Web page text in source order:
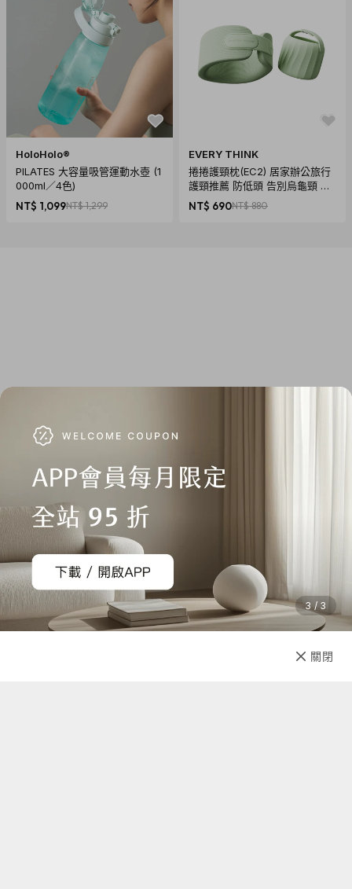
預期之變數產生。若有上述變數產生，我們會在第一時間更新
國際預購商品最新訊息內的狀態與到貨日期。因突發不可抗拒
之因素，致使預購商品無法如預計時間出貨，citiesocial將保
留取消您訂單的權利，取消後也將主動辦理退款事宜。
購買須知
商品須知
1. 產品因拍攝關係顏色可能略有差異，實際以廠商出貨為主。
2. 商品情境照為示意用，僅商品主體不包含其他配件，請以規
mail均無法聯繫逾三天者，本公司將取消該筆訂單並全額退
款。
退貨須知
猶豫期的權益。 注意！猶豫期並非試用期
商品必須是全新的狀態、而且完整包裝（含商品本體、配件、
贈品、保證書、原廠包裝及所有附隨文件或資料的完整性），
切勿缺漏任何配件、自行拆解檢查商品、或損毀原廠外盒。原
廠外盒及原廠包裝都屬於商品的一部分，若有遺失、毀損或缺
件，可能影響您退貨的權益，也可能依照損毀程度扣除為回復
HoloHolo®
PILATES 大容量吸管運動水壺 (1
000ml／4色)
NT$ 1,099NT$ 1,299
EVERY THINK
捲捲護頸枕(EC2) 居家辦公旅行
護頸推薦 防低頭 告別烏龜頸 頸
椎養護 多色可選
NT$ 690NT$ 880
3 / 3
關閉